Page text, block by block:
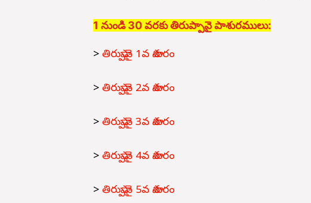
1 నుండి 30 వరకు తిరుప్పావై పాశురములు:
> తిరుప్పావై 1వ పాశురం
> తిరుప్పావై 2వ పాశురం
> తిరుప్పావై 3వ పాశురం
> తిరుప్పావై 4వ పాశురం
> తిరుప్పావై 5వ పాశురం